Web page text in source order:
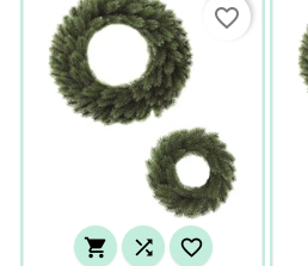
  
favorite_border